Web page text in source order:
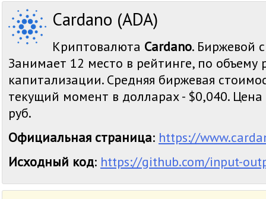
Cardano (ADA)
Криптовалюта Cardano. Биржевой
Занимает 12 место в рейтинге, по объему
капитализации. Средняя биржевая
текущий момент в долларах - $0,040. Цена
руб.
Официальная страница: https://
Исходный код: https://github.com/input-